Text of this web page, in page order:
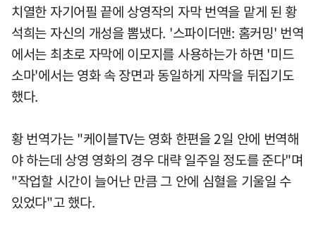
치열한 자기어필 끝에 상영작의 자막 번역을 맡게 된 황
석희는 자신의 개성을 뽐냈다. '스파이더맨: 홈커밍' 번역
에서는 최초로 자막에 이모지를 사용하는가 하면 '미드
소마'에서는 영화 속 장면과 동일하게 자막을 뒤집기도
했다.
황 번역가는 "케이블TV는 영화 한편을 2일 안에 번역해
야 하는데 상영 영화의 경우 대략 일주일 정도를 준다"며
"작업할 시간이 늘어난 만큼 그 안에 심혈을 기울일 수
있었다"고 했다.